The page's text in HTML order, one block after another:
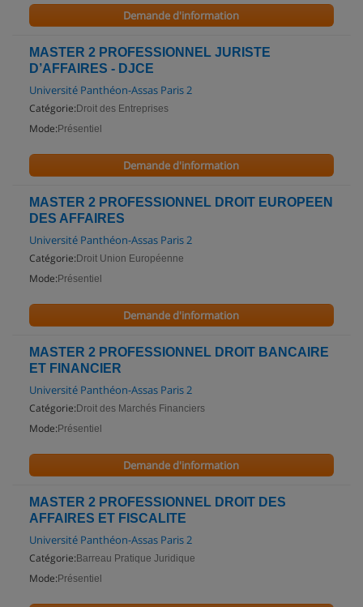
Demande d'information
MASTER 2 PROFESSIONNEL JURISTE
D’AFFAIRES - DJCE
Université Panthéon-Assas Paris 2
Catégorie: Droit des Entreprises
Mode: Présentiel
Demande d'information
MASTER 2 PROFESSIONNEL DROIT EUROPEEN
DES AFFAIRES
Université Panthéon-Assas Paris 2
Catégorie: Droit Union Européenne
Mode: Présentiel
Demande d'information
MASTER 2 PROFESSIONNEL DROIT BANCAIRE
ET FINANCIER
Université Panthéon-Assas Paris 2
Catégorie: Droit des Marchés Financiers
Mode: Présentiel
Demande d'information
MASTER 2 PROFESSIONNEL DROIT DES
AFFAIRES ET FISCALITE
Université Panthéon-Assas Paris 2
Catégorie: Barreau Pratique Juridique
Mode: Présentiel